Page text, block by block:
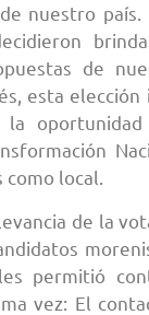
nuestro
de
esta
la
local.
de la
permitió
vez: El